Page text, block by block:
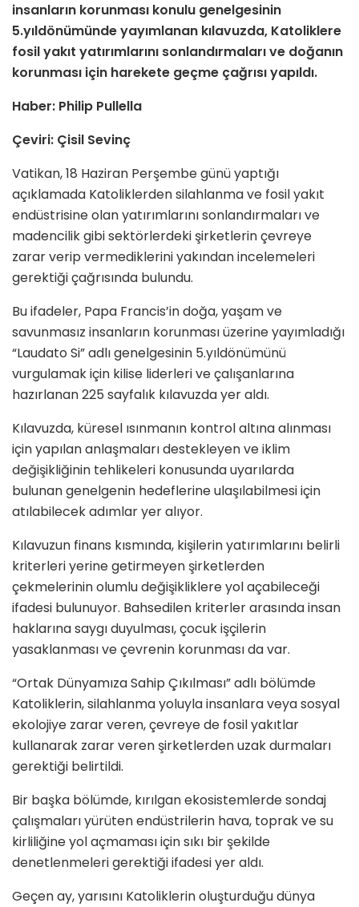
insanların korunması konulu genelgesinin
5.yıldönümünde yayımlanan kılavuzda, Katoliklere
fosil yakıt yatırımlarını sonlandırmaları ve doğanın
korunması için harekete geçme çağrısı yapıldı.
Haber: Philip Pullella
Çeviri: Çisil Sevinç
Vatikan, 18 Haziran Perşembe günü yaptığı
açıklamada Katoliklerden silahlanma ve fosil yakıt
endüstrisine olan yatırımlarını sonlandırmaları ve
madencilik gibi sektörlerdeki şirketlerin çevreye
zarar verip vermediklerini yakından incelemeleri
gerektiği çağrısında bulundu.
Bu ifadeler, Papa Francis’in doğa, yaşam ve
savunmasız insanların korunması üzerine yayımladığı
“Laudato Si” adlı genelgesinin 5.yıldönümünü
vurgulamak için kilise liderleri ve çalışanlarına
hazırlanan 225 sayfalık kılavuzda yer aldı.
Kılavuzda, küresel ısınmanın kontrol altına alınması
için yapılan anlaşmaları destekleyen ve iklim
değişikliğinin tehlikeleri konusunda uyarılarda
bulunan genelgenin hedeflerine ulaşılabilmesi için
atılabilecek adımlar yer alıyor.
Kılavuzun finans kısmında, kişilerin yatırımlarını belirli
kriterleri yerine getirmeyen şirketlerden
çekmelerinin olumlu değişikliklere yol açabileceği
ifadesi bulunuyor. Bahsedilen kriterler arasında insan
haklarına saygı duyulması, çocuk işçilerin
yasaklanması ve çevrenin korunması da var.
“Ortak Dünyamıza Sahip Çıkılması” adlı bölümde
Katoliklerin, silahlanma yoluyla insanlara veya sosyal
ekolojiye zarar veren, çevreye de fosil yakıtlar
kullanarak zarar veren şirketlerden uzak durmaları
gerektiği belirtildi.
Bir başka bölümde, kırılgan ekosistemlerde sondaj
çalışmaları yürüten endüstrilerin hava, toprak ve su
kirliliğine yol açmaması için sıkı bir şekilde
denetlenmeleri gerektiği ifadesi yer aldı.
Geçen ay, yarısını Katoliklerin oluşturduğu dünya